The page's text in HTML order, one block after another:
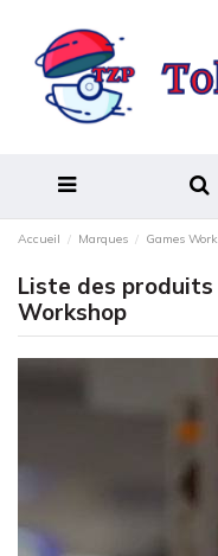
Accueil Marques Games
Liste des
Workshop